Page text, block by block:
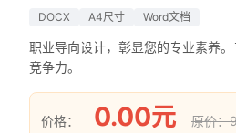
DOCX A4尺寸 Word文档
职业导向设计，彰显您的专业素养
竞争力。
价格： 0.00元 原价：